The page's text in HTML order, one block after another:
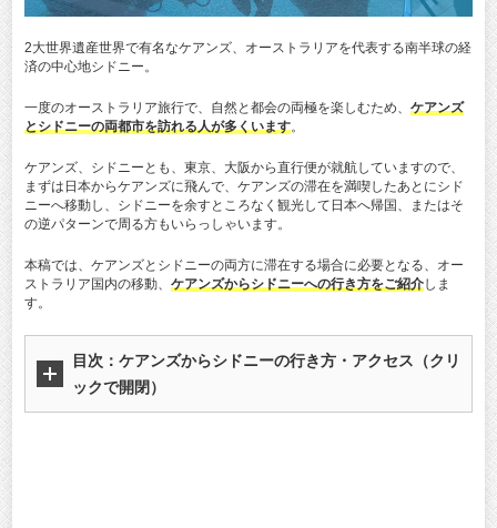
2大世界遺産世界で有名なケアンズ、オーストラリアを代表する南半球の経
済の中心地シドニー。
一度のオーストラリア旅行で、自然と都会の両極を楽しむため、 ケアンズ
とシドニーの両都市を訪れる人が多くいます。
ケアンズ、シドニーとも、東京、大阪から直行便が就航していますので、
まずは日本からケアンズに飛んで、ケアンズの滞在を満喫したあとにシド
ニーへ移動し、シドニーを余すところなく観光して日本へ帰国、またはそ
の逆パターンで周る方もいらっしゃいます。
本稿では、ケアンズとシドニーの両方に滞在する場合に必要となる、オー
ストラリア国内の移動、 ケアンズからシドニーへの行き方をご紹介しま
す。
目次：ケアンズからシドニーの行き方・アクセス（クリ
ックで開閉）